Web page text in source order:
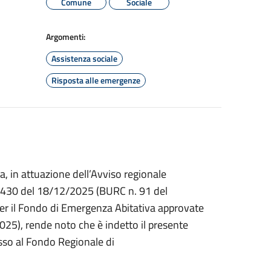
Argomenti:
Assistenza sociale
Risposta alle emergenze
in attuazione dell’Avviso regionale
del 18/12/2025 (BURC n. 91 del
il Fondo di Emergenza Abitativa approvate
rende noto che è indetto il presente
al Fondo Regionale di